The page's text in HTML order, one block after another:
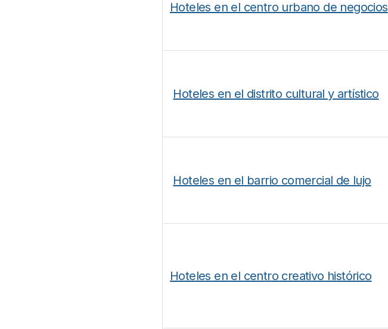
Hoteles en el centro urbano de negocios
Hoteles en el distrito cultural y artístico
Hoteles en el barrio comercial de lujo
Hoteles en el centro creativo histórico